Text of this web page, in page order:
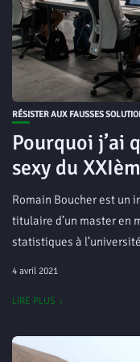
RÉSISTER AUX FAUSSES
Pourquoi j’ai
sexy du
Romain Boucher est un
titulaire d’un master en
statistiques à
4 avril 2021
LIRE PLUS